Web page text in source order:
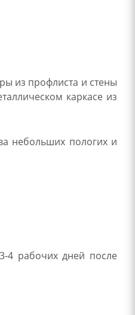
из профлиста и стены
каркасе из
небольших пологих и
4 рабочих дней после